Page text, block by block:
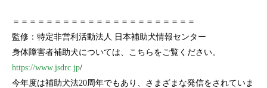
＝＝＝＝＝＝＝＝＝＝＝＝＝＝＝＝＝＝＝＝＝＝
監修：特定非営利活動法人 日本補助犬情報センター
身体障害者補助犬については、こちらをご覧ください。
https://www.jsdrc.jp/
今年度は補助犬法20周年でもあり、さまざまな発信をされていま